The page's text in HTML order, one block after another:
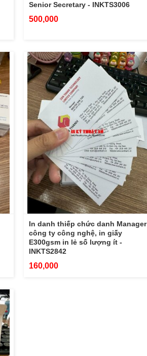
Senior Secretary - INKTS3006
500,000
In danh thiếp chức danh Manager
công ty công nghệ, in giấy
E300gsm in lẻ số lượng ít -
INKTS2842
160,000